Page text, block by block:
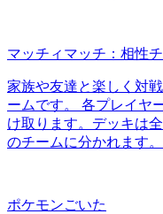
マッチィマッチ：相性
家族や友達と楽しく対
ームです。 各プレイヤ
け取ります。デッキは
のチームに分かれます
ポケモンごいた